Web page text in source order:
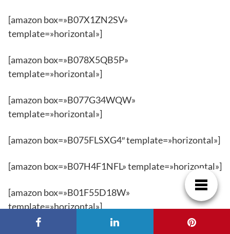
[amazon box=»B07X1ZN2SV»
template=»horizontal»]
[amazon box=»B078X5QB5P»
template=»horizontal»]
[amazon box=»B077G34WQW»
template=»horizontal»]
[amazon box=»B075FLSXG4″ template=»horizontal»]
[amazon box=»B07H4F1NFL» template=»horizontal»]
[amazon box=»B01F55D18W»
template=»horizontal»]